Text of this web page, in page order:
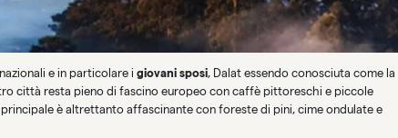
e in particolare i giovani sposi, Dalat essendo conosciuta come la
città resta pieno di fascino europeo con caffè pittoreschi e piccole
è altrettanto affascinante con foreste di pini, cime ondulate e